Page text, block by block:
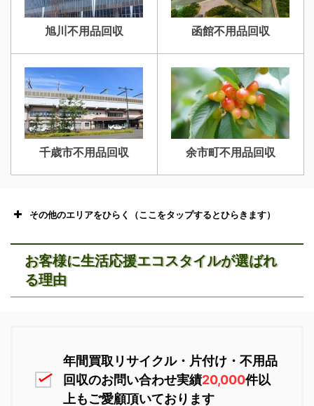
旭川不用品回収 函館不用品回収
千歳市不用品回収 余市町不用品回収
その他のエリアをひらく（ここをタップするとひらきます）
お客様に生活応援エコスタイルが選ばれ
る理由
年間買取リサイクル・片付け・不用品
回収のお問い合わせ実績20,000件以
上もご愛顧頂いております